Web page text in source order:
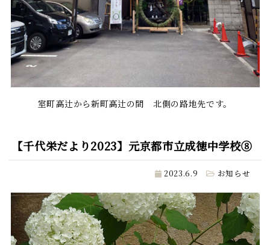
室町高辻から新町高辻の間 北側の路地先です。
【千代栄だより2023】元京都市立成徳中学校⑧
2023.6.9 お知らせ